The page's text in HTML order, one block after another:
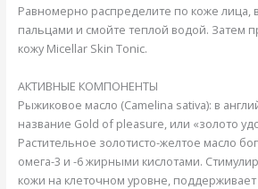
Равномерно распределите по коже лица,
пальцами и смойте теплой водой. Затем
кожу Micellar Skin Tonic.
АКТИВНЫЕ КОМПОНЕНТЫ
Рыжиковое масло (Camelina sativa): в
название Gold of pleasure, или «золото
Растительное золотисто-желтое масло
омега-3 и -6 жирными кислотами.
кожи на клеточном уровне, поддерживает